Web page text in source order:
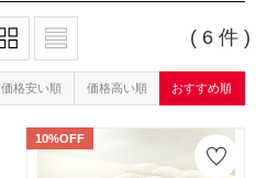
( 6 件 )
価格安い順 価格高い順 おすすめ順
10%OFF